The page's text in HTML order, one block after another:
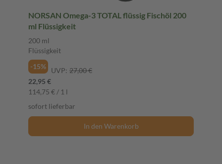
NORSAN Omega-3 TOTAL flüssig Fischöl 200
ml Flüssigkeit
200 ml
Flüssigkeit
-15%
UVP: 27,00 €
22,95 €
114,75 € / 1 l
sofort lieferbar
In den Warenkorb